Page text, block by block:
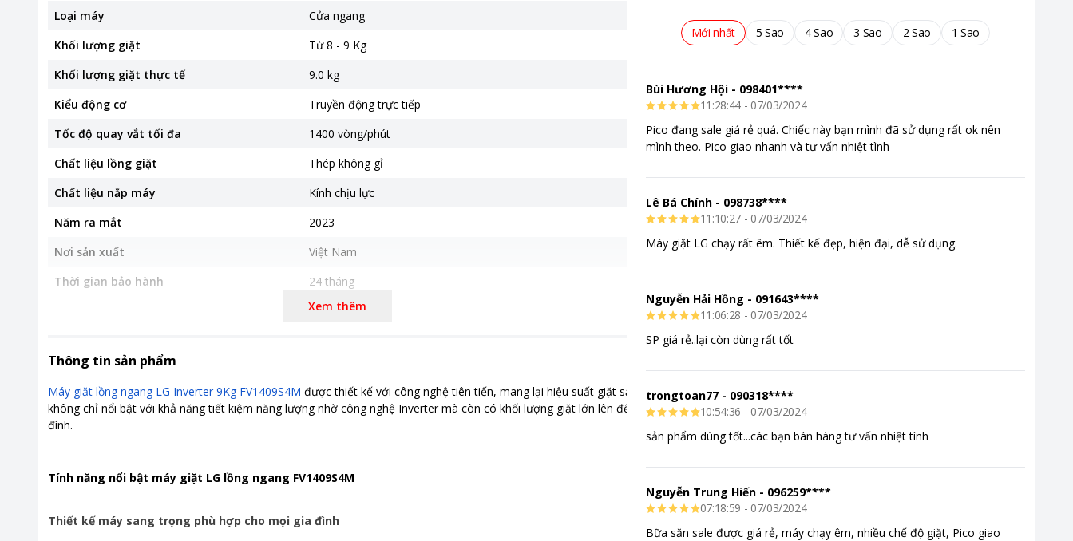
Loại máy
Cửa ngang
Khối lượng giặt
Từ 8 - 9 Kg
Khối lượng giặt thực tế
9.0 kg
Kiểu động cơ
Truyền động trực tiếp
Tốc độ quay vắt tối đa
1400 vòng/phút
Chất liệu lồng giặt
Thép không gỉ
Chất liệu nắp máy
Kính chịu lực
Năm ra mắt
2023
Nơi sản xuất
Việt Nam
Thời gian bảo hành
24 tháng
20.5 Wh/kg
Kích thước, khối lượng
Công nghệ giặt
Công nghệ AI DD bảo vệ sợi vải
Công nghệ giặt hơi nước Steam (cửa trước)
Tiện ích
Giặt nước nóng
Xem thêm
Thông tin sản phẩm
Máy giặt lồng ngang LG Inverter 9Kg FV1409S4M được thiết kế với công nghệ tiên tiến, mang lại hiệu suất giặt sạch vượt trội cho mọi gia đình. Sản phẩm này
không chỉ nổi bật với khả năng tiết kiệm năng lượng nhờ công nghệ Inverter mà còn có khối lượng giặt lớn lên đến 9kg, phù hợp với nhu cầu của đa số hộ gia
đình.
Tính năng nổi bật máy giặt LG lồng ngang FV1409S4M
Thiết kế máy sang trọng phù hợp cho mọi gia đình
Mới nhất 5 Sao 4 Sao 3 Sao 2 Sao 1 Sao
Bùi Hương Hội- 098401****
11:28:44 - 07/03/2024
Pico đang sale giá rẻ quá. Chiếc này bạn mình đã sử dụng rất ok nên
mình theo. Pico giao nhanh và tư vấn nhiệt tình
Lê Bá Chính- 098738****
11:10:27 - 07/03/2024
Máy giặt LG chạy rất êm. Thiết kế đẹp, hiện đại, dễ sử dụng.
Nguyễn Hải Hồng - 091643****
11:06:28 - 07/03/2024
SP giá rẻ..lại còn dùng rất tốt
trongtoan77- 090318****
10:54:36 - 07/03/2024
sản phẩm dùng tốt...các bạn bán hàng tư vấn nhiệt tình
Nguyễn Trung Hiến- 096259****
07:18:59 - 07/03/2024
Bữa săn sale được giá rẻ, máy chạy êm, nhiều chế độ giặt, Pico giao